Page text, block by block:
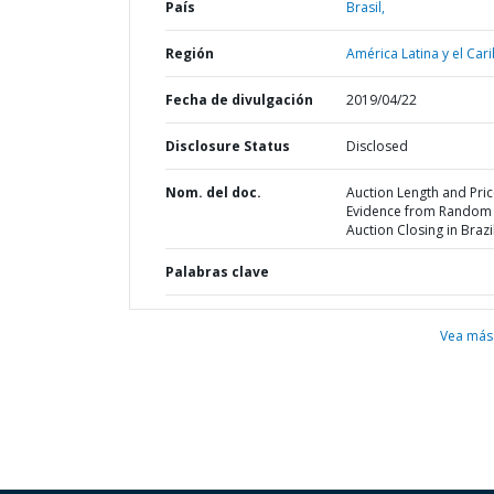
País Brasil,
Región América Latina y el
Fecha de divulgación 2019/04/22
Disclosure Status Disclosed
Nom. del doc.
Auction Length and
Evidence from Random
Auction Closing in Brazil
Palabras clave
Vea más